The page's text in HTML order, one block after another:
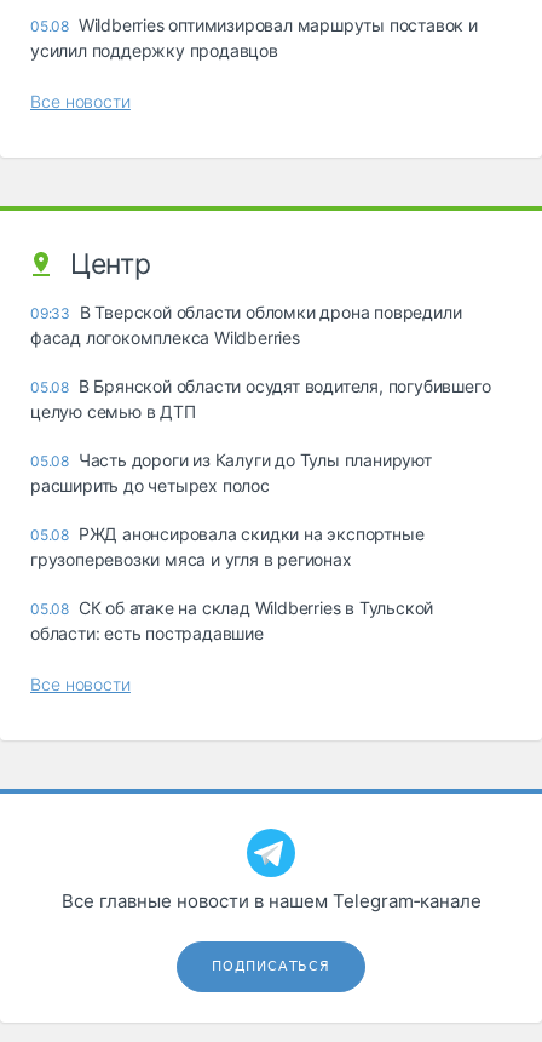
05.08 Wildberries оптимизировал маршруты поставок и
усилил поддержку продавцов
Все новости
Центр
09:33
В Тверской области обломки дрона повредили
фасад логокомплекса Wildberries
05.08 В Брянской области осудят водителя, погубившего
целую семью в ДТП
05.08 Часть дороги из Калуги до Тулы планируют
расширить до четырех полос
05.08 РЖД анонсировала скидки на экспортные
грузоперевозки мяса и угля в регионах
05.08 СК об атаке на склад Wildberries в Тульской
области: есть пострадавшие
Все новости
Все главные новости в нашем Telegram‑канале
ПОДПИСАТЬСЯ